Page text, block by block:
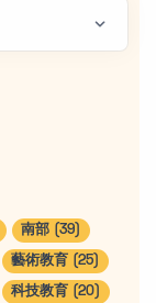
南部 (39)
藝術教育 (25)
科技教育 (20)